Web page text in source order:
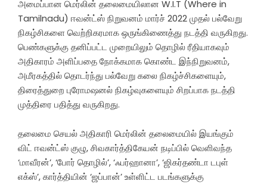
அமைப்பான மெர்லின் தலைமையிலான W.I.T (Where in
Tamilnadu) ஈவன்ட்ஸ் நிறுவனம் மார்ச் 2022 முதல் பல்வேறு
நிகழ்சிகளை வெற்றிகரமாக ஒருங்கிணைத்து நடத்தி வருகிறது.
பெண்களுக்கு தனிப்பட்ட முறையிலும் தொழில் ரீதியாகவும்
அதிகாரம் அளிப்பதை நோக்கமாக கொண்ட இந்நிறுவனம்,
அமீரகத்தில் தொடர்ந்து பல்வேறு கலை நிகழ்ச்சிகளையும்,
திரைத்துறை புரோமஷனல் நிகழ்வுகளையும் சிறப்பாக நடத்தி
முத்திரை பதித்து வருகிறது.
தலைமை செயல் அதிகாரி மெர்லின் தலைமையில் இயங்கும்
விட் ஈவன்ட்ஸ் குழு, சிவகார்த்திகேயன் நடிப்பில் வெளிவந்த
‘மாவீரன்’, ‘போர் தொழில்’, ‘ஃபர்ஹானா’, ‘ஜிகர்தண்டா டபுள்
எக்ஸ்’, கார்த்தியின் ‘ஜப்பான்’ உள்ளிட்ட படங்களுக்கு